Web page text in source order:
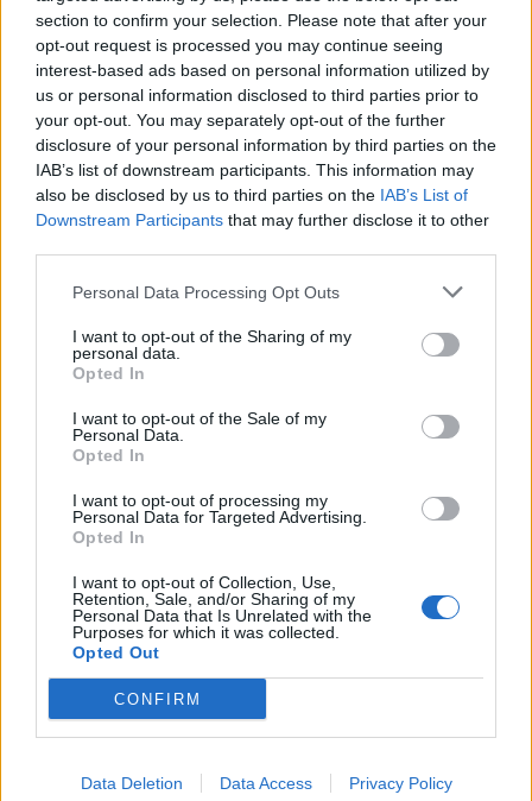
section to confirm your selection. Please note that after your
opt-out request is processed you may continue seeing
interest-based ads based on personal information utilized by
us or personal information disclosed to third parties prior to
your opt-out. You may separately opt-out of the further
disclosure of your personal information by third parties on the
IAB’s list of downstream participants. This information may
also be disclosed by us to third parties on the IAB’s List of
Downstream Participants that may further disclose it to other
Personal Data Processing Opt Outs
I want to opt-out of the Sharing of my
personal data.
Opted In
I want to opt-out of the Sale of my
Personal Data.
Opted In
I want to opt-out of processing my
Personal Data for Targeted Advertising.
Opted In
I want to opt-out of Collection, Use,
Retention, Sale, and/or Sharing of my
Personal Data that Is Unrelated with the
Purposes for which it was collected.
Opted Out
CONFIRM
Data Deletion Data Access Privacy Policy
sidan när världseliten
samlas i irländska Limerick
försäkringsbolag
REPORTAGE 2026-08-06 KL.
upp ateljén för
keramikkurser
Konstnären i Åsta satsar på
SPORT 2026-08-06 KL. 08:36
Hockeysajt
berömmer årets
lagbygge
Experterna på KMHockey rankar
säsongen
2026-08-06 KL. 08:31
Moa Granat jagar
EM-form och tre
flickor i All-Star
En plan bestående av